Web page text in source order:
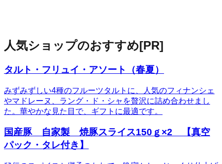
人気ショップのおすすめ[PR]
タルト・フリュイ・アソート（春夏）
みずみずしい4種のフルーツタルトに、人気のフィナンシェ
やマドレーヌ、ラング・ド・シャを贅沢に詰め合わせまし
た。華やかな見た目で、ギフトに最適です。
国産豚 自家製 焼豚スライス150ｇ×2 【真空
パック・タレ付き】